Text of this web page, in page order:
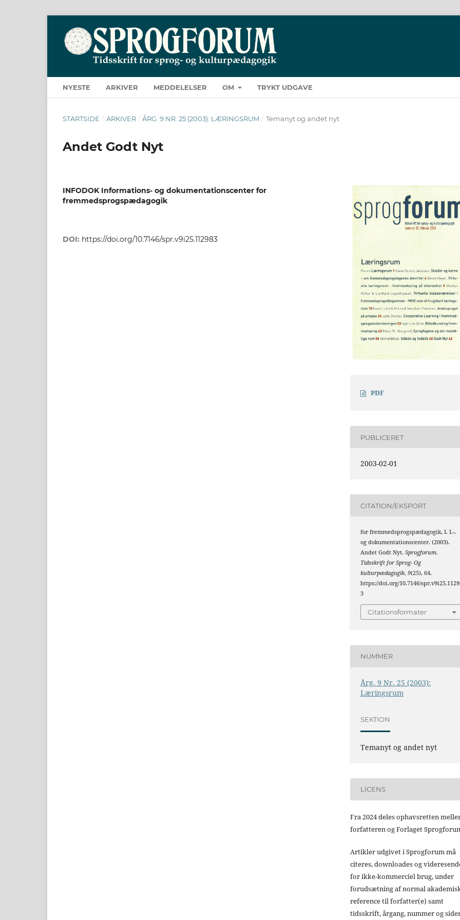
NYESTE ARKIVER MEDDELELSER OM TRYKT UDGAVE
STARTSIDE / ARKIVER / ÅRG. 9 NR. 25 (2003): LÆRINGSRUM / Temanyt og andet nyt
Andet Godt Nyt
INFODOK Informations- og dokumentationscenter for
fremmedsprogspædagogik
DOI: https://doi.org/10.7146/spr.v9i25.112983
PDF
PUBLICERET
2003-02-01
CITATION/EKSPORT
for fremmedsprogspædagogik, I. I.-.
og dokumentationscenter. (2003).
Andet Godt Nyt.Sprogforum.
Tidsskrift for Sprog- Og
kulturpædagogik,9(25), 64.
https://doi.org/10.7146/
3
Citationsformater
NUMMER
Årg. 9 Nr. 25 (2003):
Læringsrum
SEKTION
Temanyt og andet nyt
LICENS
Fra 2024 deles ophavsretten
forfatteren og Forlaget
Artikler udgivet i Sprogforum må
citeres, downloades og
for ikke-kommerciel brug, under
forudsætning af normal
reference til forfatter(e) samt
tidsskrift, årgang, nummer og